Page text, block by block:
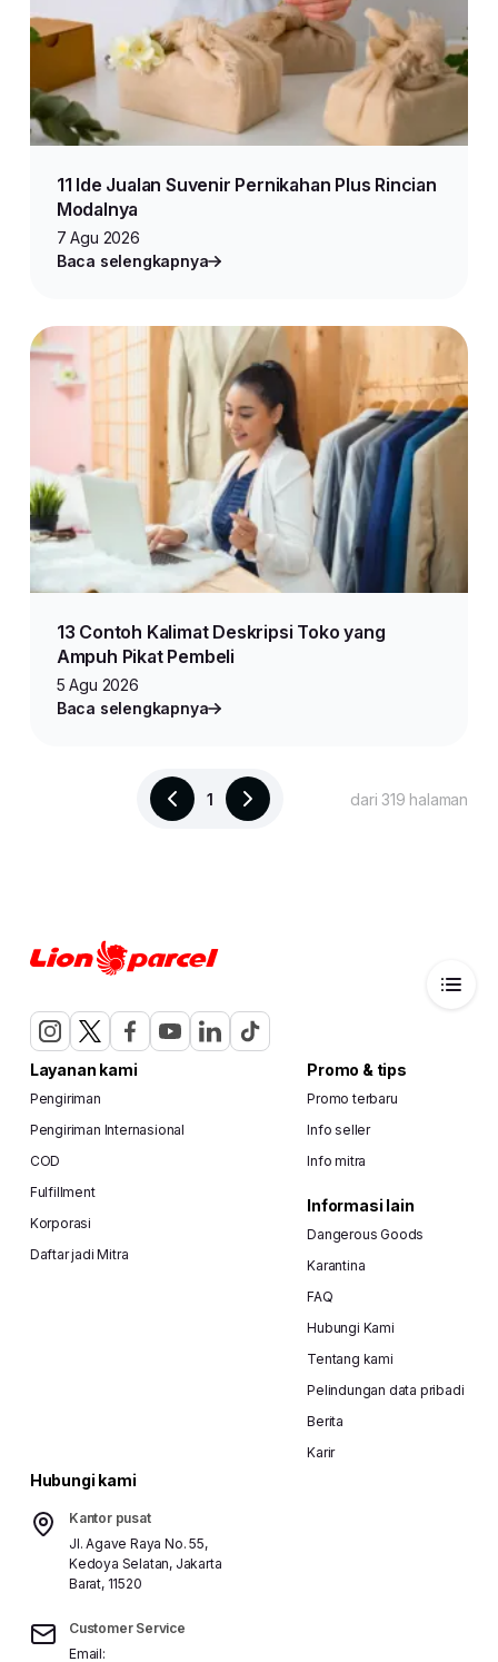
11 Ide Jualan Suvenir Pernikahan Plus Rincian
Modalnya
7 Agu 2026
Baca selengkapnya
13 Contoh Kalimat Deskripsi Toko yang
Ampuh Pikat Pembeli
5 Agu 2026
Baca selengkapnya
1 dari 319 halaman
Layanan kami
Pengiriman
Pengiriman Internasional
COD
Fulfillment
Korporasi
Daftar jadi Mitra
Promo & tips
Promo terbaru
Info seller
Info mitra
Informasi lain
Dangerous Goods
Karantina
FAQ
Hubungi Kami
Tentang kami
Pelindungan data pribadi
Berita
Karir
Hubungi kami
Kantor pusat
Jl. Agave Raya No. 55,
Kedoya Selatan, Jakarta
Barat, 11520
Customer Service
Email: